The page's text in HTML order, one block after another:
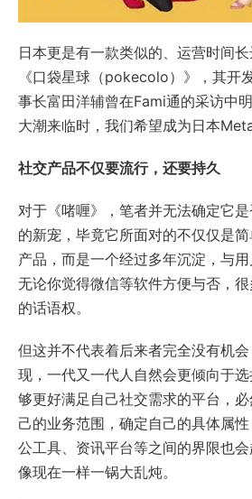
日本更是有一款类似的、运营时间
《口袋星球（pokecolo）》，其开
事长富田洋辅曾在Fami通的采访中
大潮来临时，我们希望成为日本
社交产品不仅要流行，还要持久
对于《啫喱》，笔者并无法确定它
的新宠，毕竟它所面对的不仅仅是
产品，而是一个经过多年沉淀，与用
无论你觉得微信等软件方便与否，
的话语权。
但这并不代表着后来者完全没有机
现，一代又一代人自然会更倾向于
够更好满足自己社交需求的平台，
己的业务范围，确定自己的具体属
公工具、资讯平台等之间的界限也
像现在一样一锅大乱炖。